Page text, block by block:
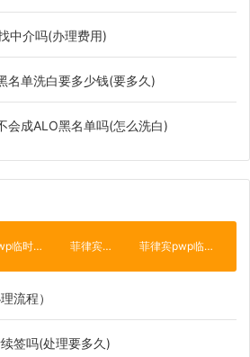
中介吗(办理费用)
名单洗白要多少钱(要多久)
会成ALO黑名单吗(怎么洗白)
菲律宾swp临时工作签证 菲律宾碧瑶市 菲律宾pwp临时工签
流程）
签吗(处理要多久)